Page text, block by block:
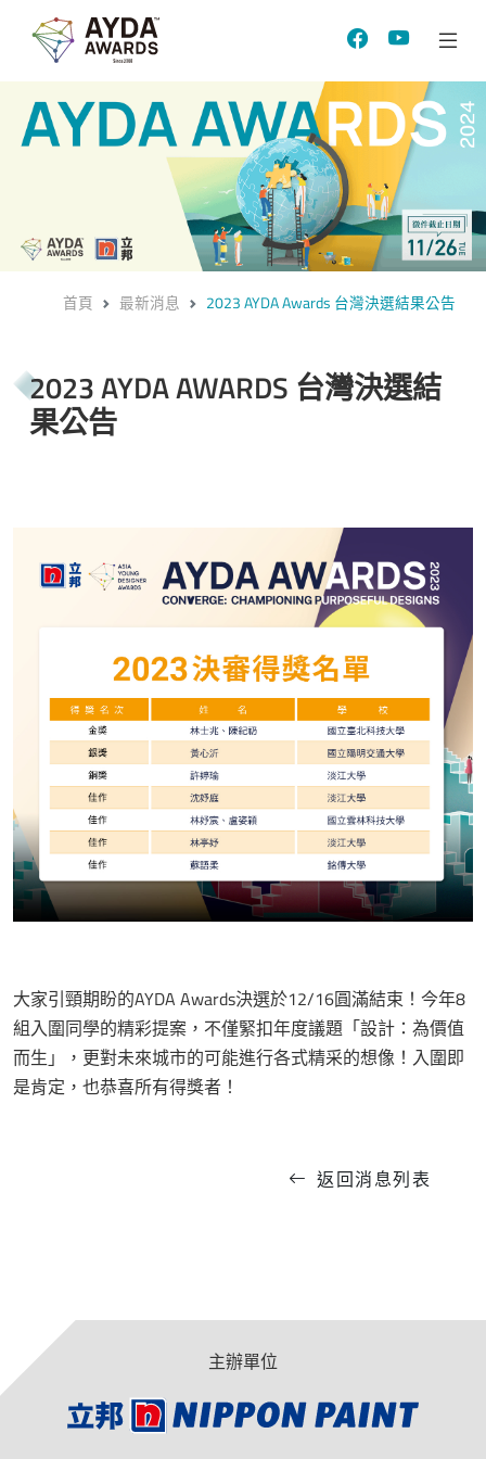
首頁 最新消息 2023 AYDA Awards 台灣決選結果公告
2023 AYDA AWARDS 台灣決選結
果公告
大家引頸期盼的AYDA Awards決選於12/16圓滿結束！今年8
組入圍同學的精彩提案，不僅緊扣年度議題「設計：為價值
而生」，更對未來城市的可能進行各式精采的想像！入圍即
是肯定，也恭喜所有得獎者！
返回消息列表
主辦單位